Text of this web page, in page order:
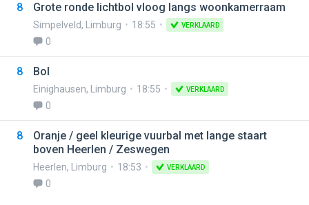
8 Grote ronde lichtbol vloog langs woonkamerraam
Simpelveld, Limburg 18:55 VERKLAARD
0
8 Bol
Einighausen, Limburg 18:55 VERKLAARD
0
8
Oranje / geel kleurige vuurbal met lange staart
boven Heerlen / Zeswegen
Heerlen, Limburg 18:53 VERKLAARD
0